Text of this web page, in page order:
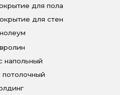
для пола
для стен
напольный
потолочный